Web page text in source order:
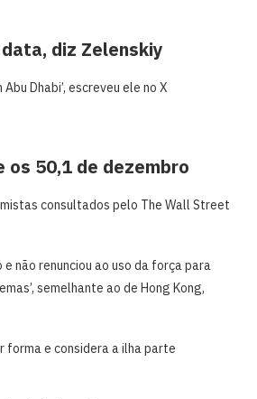
diz Zelenskiy
Dhabi’, escreveu ele ‌no X
50,1 de dezembro
consultados pelo The Wall Street
não renunciou ao uso da força para
semelhante ao de Hong Kong,
forma e considera a ilha parte